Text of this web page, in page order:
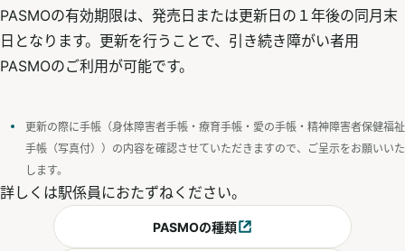
PASMOの有効期限は、発売日または更新日の１年後の同月末
日となります。更新を行うことで、引き続き障がい者用
PASMOのご利用が可能です。
更新の際に手帳（身体障害者手帳・療育手帳・愛の手帳・精神障害者保健福祉
手帳（写真付））の内容を確認させていただきますので、ご呈示をお願いいた
します。
詳しくは駅係員におたずねください。
PASMOの種類別ウィンドウで開く